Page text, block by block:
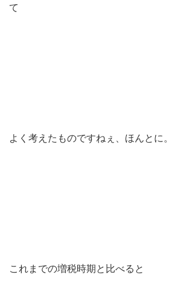
て
よく考えたものですねぇ、ほんとに。
これまでの増税時期と比べると